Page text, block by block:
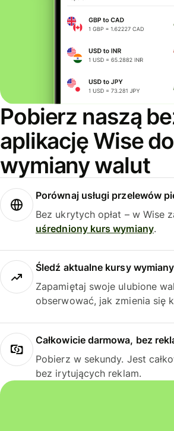
Pobierz naszą
aplikację Wise do
wymiany walut
Porównaj usługi przelewów
Bez ukrytych opłat – w Wise
uśredniony kurs wymiany.
Śledź aktualne kursy
Zapamiętaj swoje ulubione
obserwować, jak zmienia się
Całkowicie darmowa, bez
Pobierz w sekundy. Jest
bez irytujących reklam.